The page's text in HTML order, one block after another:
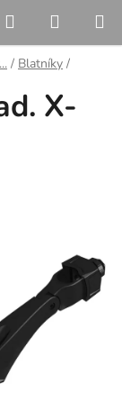
Hledat
KOŠÍK
/ Blatníky /
X-